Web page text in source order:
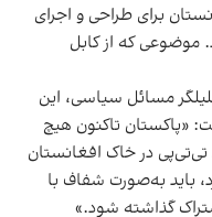
برای طراحی و اجرای
موضوعی که از کابل
مسائل سیاسی، این
«پاکستان تاکنون هیچ
در خاک افغانستان
باید به‌صورت شفاف با
گذاشته شود.»